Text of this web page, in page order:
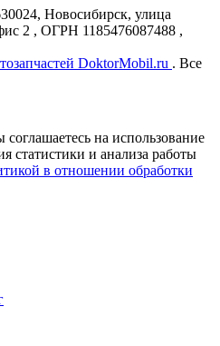
Новосибирск, улица
2 , ОГРН 1185476087488 ,
DoktorMobil.ru . Все
на использование
статистики и анализа работы
в отношении обработки